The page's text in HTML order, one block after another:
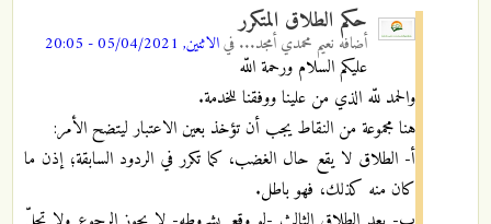
حكم الطلاق المتكرر
أضافه نعيم محمدي أمجد... فيالاثنين, 05/04/2021 - 20:05
عليكم السلام ورحمة اللّه
والحمد للّه الذي من علينا ووفقنا للخدمة.
هنا مجموعة من النقاط يجب أن تؤخذ بعين الاعتبار ليتضح الأمر:
أ- الطلاق لا يقع حال الغضب، كما تكرر في الردود السابقة؛ إذن ما
كان منه كذلك، فهو باطل.